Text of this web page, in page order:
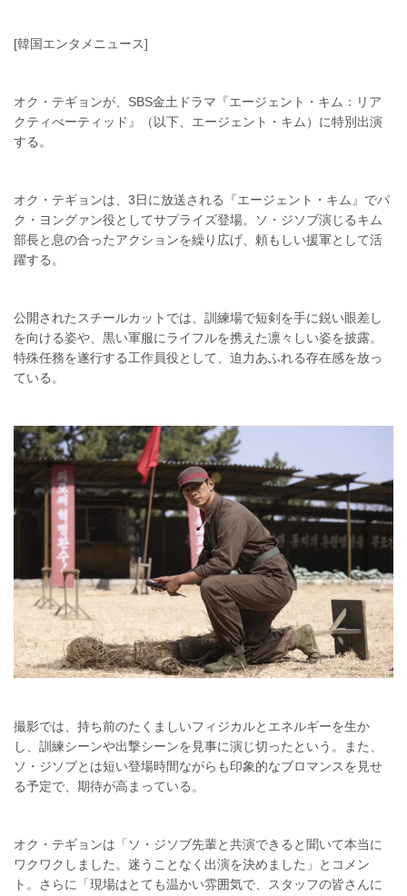
[韓国エンタメニュース]
オク・テギョンが、SBS金土ドラマ『エージェント・キム：リア
クティべーティッド』（以下、エージェント・キム）に特別出演
する。
オク・テギョンは、3日に放送される『エージェント・キム』でパ
ク・ヨングァン役としてサプライズ登場。ソ・ジソブ演じるキム
部長と息の合ったアクションを繰り広げ、頼もしい援軍として活
躍する。
公開されたスチールカットでは、訓練場で短剣を手に鋭い眼差し
を向ける姿や、黒い軍服にライフルを携えた凛々しい姿を披露。
特殊任務を遂行する工作員役として、迫力あふれる存在感を放っ
ている。
撮影では、持ち前のたくましいフィジカルとエネルギーを生か
し、訓練シーンや出撃シーンを見事に演じ切ったという。また、
ソ・ジソブとは短い登場時間ながらも印象的なブロマンスを見せ
る予定で、期待が高まっている。
オク・テギョンは「ソ・ジソブ先輩と共演できると聞いて本当に
ワクワクしました。迷うことなく出演を決めました」とコメン
ト。さらに「現場はとても温かい雰囲気で、スタッフの皆さんに